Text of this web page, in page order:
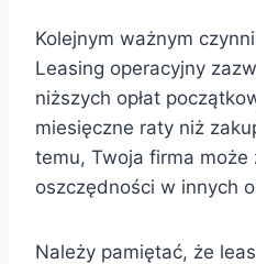
Kolejnym ważnym
Leasing operacyjny
niższych opłat
miesięczne raty niż
temu, Twoja firma
oszczędności w innych
Należy pamiętać, że